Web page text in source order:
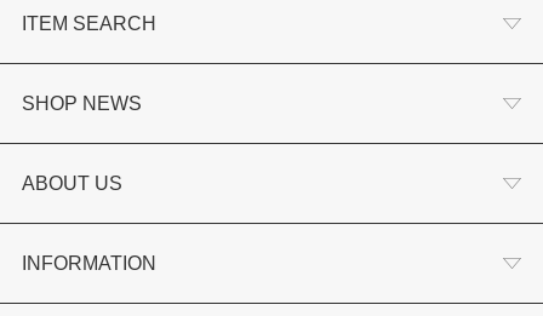
ITEM SEARCH
婚約指輪
結婚指輪
セットリング
SHOP NEWS
選ばれる理由まとめ
お客様の声
ABOUT US
会社概要
INFORMATION